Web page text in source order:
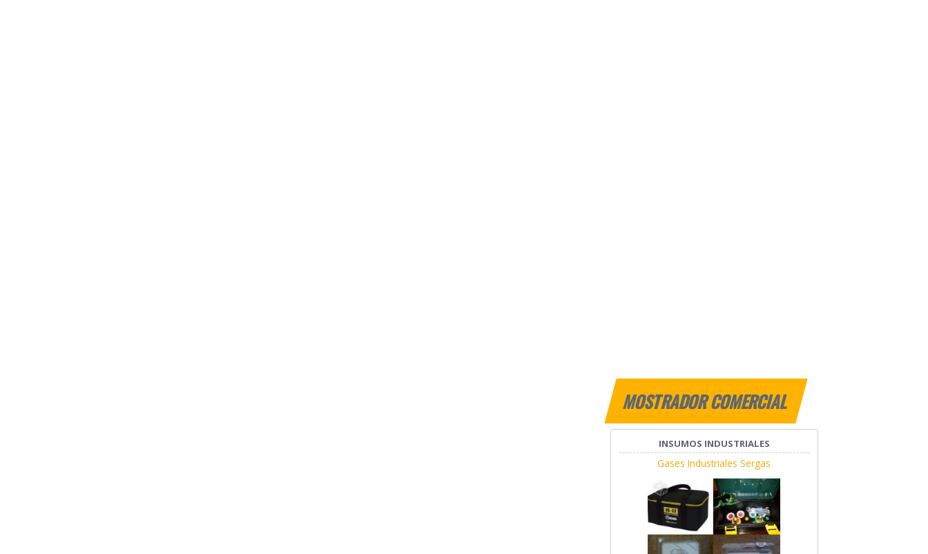
MOSTRADOR COMERCIAL
INSUMOS INDUSTRIALES
Gases Industriales Sergas